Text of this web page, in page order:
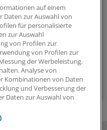
lassen Sie sich von
- und seien Sie immer
voraus.
anmelden
auf einem
Daten zur Auswahl von
für personalisierte
zur Auswahl
von Profilen zur
von Profilen zur
der Werbeleistung.
Analyse von
Kombinationen von Daten
und Verbesserung der
Daten zur Auswahl von